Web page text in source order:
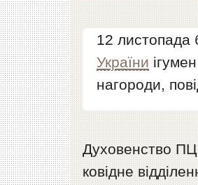
12 листопада
України
нагороди,
Духовенство
ковідне